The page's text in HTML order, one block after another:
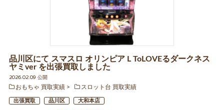
品川区にて スマスロ オリンピア L ToLOVEるダークネス
ヤミver を出張買取しました
2026.02.09 公開
おもちゃ 買取実績
スロット台 買取実績
出張買取 品川区 大和本店